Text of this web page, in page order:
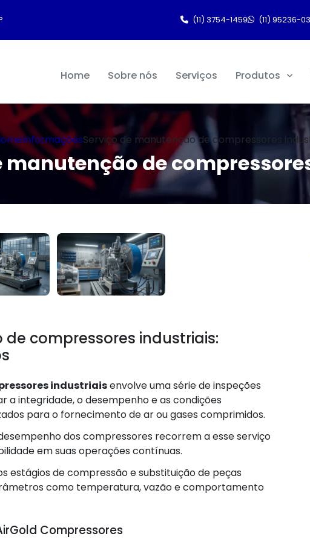
(11) 3754-1459 (11) 95236-
Home Sobre nós Serviços Produtos
InformaçõesServiço de manutenção de compressores
manutenção de
compressores industriais:
industriaisenvolve uma série de inspeções
a integridade, o desempenho e as condições
para o fornecimento de ar ou gases comprimidos.
dos compressores recorrem a esse serviço
em suas operações contínuas.
estágios de compressão e substituição de peças
como temperatura, vazão e comportamento
Compressores